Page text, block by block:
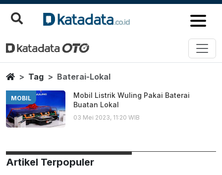
Baterai Lokal
Berita Terbaru
HomeTag Baterai-Lokal
MOBIL
Mobil Listrik Wuling Pakai Baterai
Buatan Lokal
03 Mei 2023, 11:20 WIB
Artikel Terpopuler